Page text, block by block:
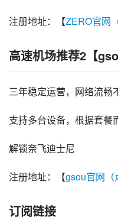
注册地址：【ZERO官网
高速机场推荐2【
三年稳定运营，网络流畅
支持多台设备，根据套餐
解锁奈飞迪士尼
注册地址：【gsou官网（
订阅链接